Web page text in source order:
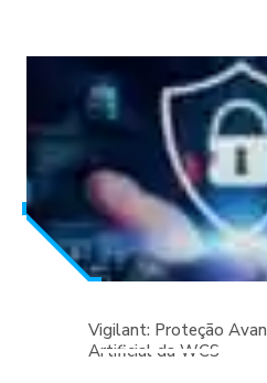
Vigilant: Proteção
Artificial da WCS